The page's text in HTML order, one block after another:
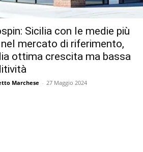
Sicilia con le medie più
mercato di riferimento,
ottima crescita ma bassa
Marchese - 27 Maggio 2024